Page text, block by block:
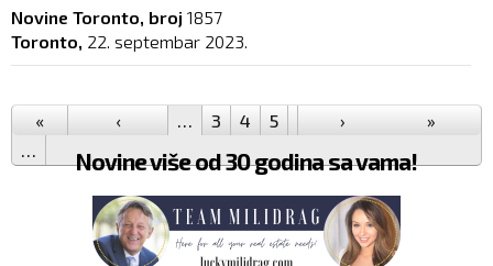
Novine Toronto, broj 1857
Toronto, 22. septembar 2023.
Pages
« ‹ 3 4 5 10
› »
Novine više od 30 godina sa vama!